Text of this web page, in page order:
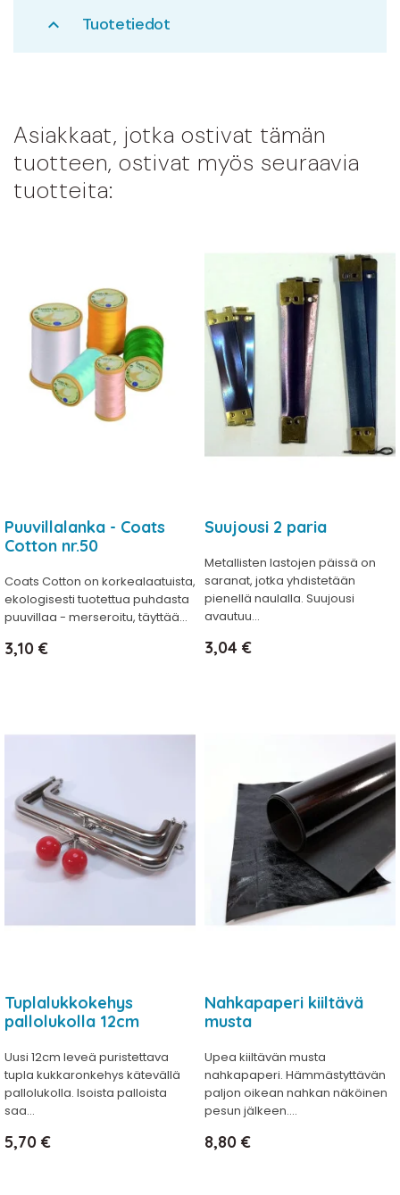
expand_less Tuotetiedot
Asiakkaat, jotka ostivat tämän
tuotteen, ostivat myös seuraavia
tuotteita:
Puuvillalanka - Coats
Cotton nr.50
Coats Cotton on korkealaatuista,
ekologisesti tuotettua puhdasta
puuvillaa - merseroitu, täyttää...
Hinta
3,10 €
Suujousi 2 paria
Metallisten lastojen päissä on
saranat, jotka yhdistetään
pienellä naulalla. Suujousi
avautuu...
Hinta
3,04 €
Tuplalukkokehys
pallolukolla 12cm
Uusi 12cm leveä puristettava
tupla kukkaronkehys kätevällä
pallolukolla. Isoista palloista
saa...
Hinta
5,70 €
Nahkapaperi kiiltävä
musta
Upea kiiltävän musta
nahkapaperi. Hämmästyttävän
paljon oikean nahkan näköinen
pesun jälkeen....
Hinta
8,80 €